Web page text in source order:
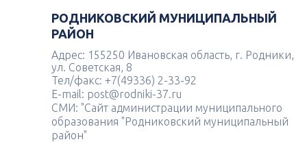
РОДНИКОВСКИЙ МУНИЦИПАЛЬНЫЙ
РАЙОН
Адрес: 155250 Ивановская область, г. Родники,
ул. Советская, 8
Тел/факс: +7(49336) 2-33-92
E-mail: post@rodniki-37.ru
СМИ: "Сайт администрации муниципального
образования "Родниковский муниципальный
район"